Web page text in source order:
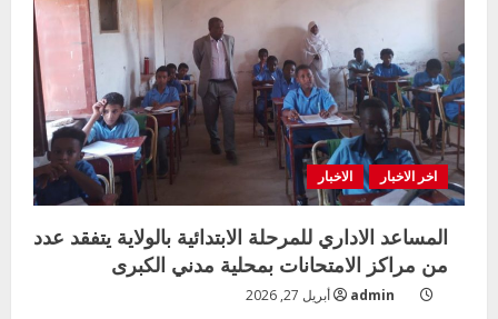
اخر الاخبار الاخبار
المساعد الاداري للمرحلة الابتدائية بالولاية يتفقد عدد
من مراكز الامتحانات بمحلية مدني الكبرى
admin أبريل 27, 2026